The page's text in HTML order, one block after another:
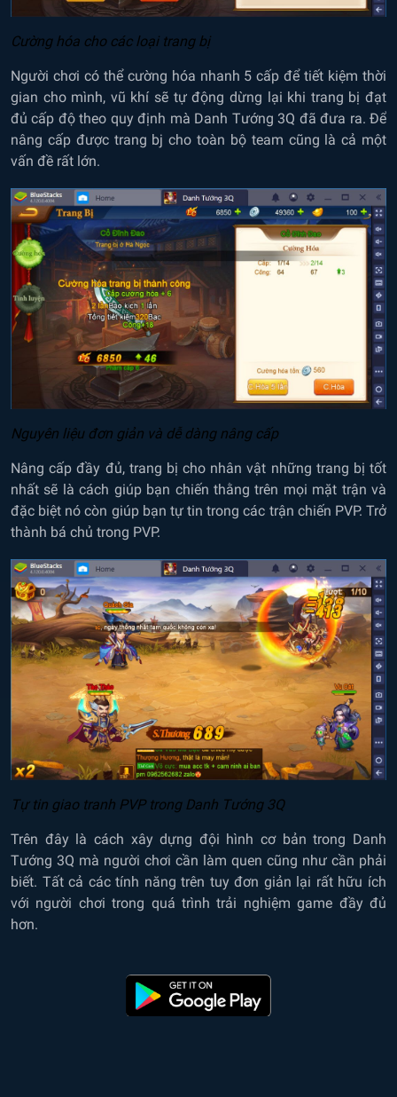
Cường hóa cho các loại trang bị
Người chơi có thể cường hóa nhanh 5 cấp để tiết kiệm thời
gian cho mình, vũ khí sẽ tự động dừng lại khi trang bị đạt
đủ cấp độ theo quy định mà Danh Tướng 3Q đã đưa ra. Để
nâng cấp được trang bj cho toàn bộ team cũng là cả một
vấn đề rất lớn.
Nguyên liệu đơn giản và dễ dàng nâng cấp
Nâng cấp đầy đủ, trang bị cho nhân vật những trang bị tốt
nhất sẽ là cách giúp bạn chiến thằng trên mọi mặt trận và
đặc biệt nó còn giúp bạn tự tin trong các trận chiến PVP. Trở
thành bá chủ trong PVP.
Tự tin giao tranh PVP trong Danh Tướng 3Q
Trên đây là cách xây dựng đội hình cơ bản trong Danh
Tướng 3Q mà người chơi cần làm quen cũng như cần phải
biết. Tất cả các tính năng trên tuy đơn giản lại rất hữu ích
với người chơi trong quá trình trải nghiệm game đầy đủ
hơn.